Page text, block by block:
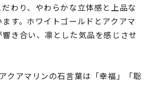
～
～
だわり、やわらかな立体感と上品な
す。ホワイトゴールドとアクアマ
き合い、凛とした気品を感じさせ
クアマリンの石言葉は「幸福」「聡